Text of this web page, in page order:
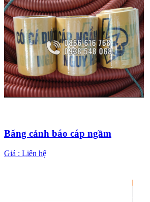
Băng cảnh báo cáp ngầm
Giá : Liên hệ